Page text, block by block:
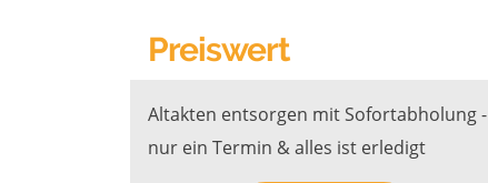
Preiswert
Altakten entsorgen mit Sofortabholung -
nur ein Termin & alles ist erledigt